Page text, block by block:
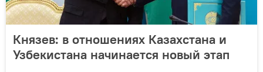
Князев: в отношениях Казахстана и
Узбекистана начинается новый этап